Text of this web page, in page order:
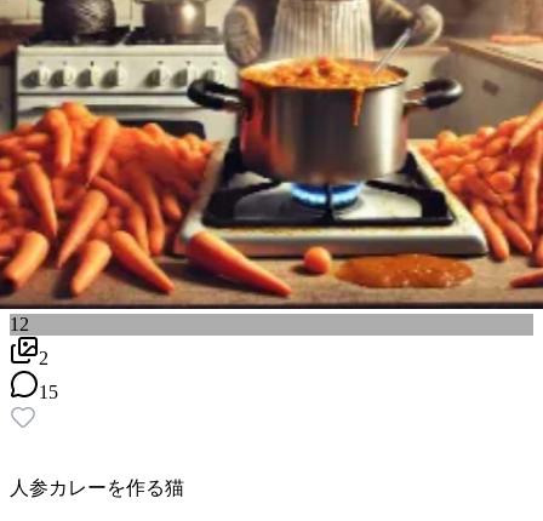
12
2
15
人参カレーを作る猫